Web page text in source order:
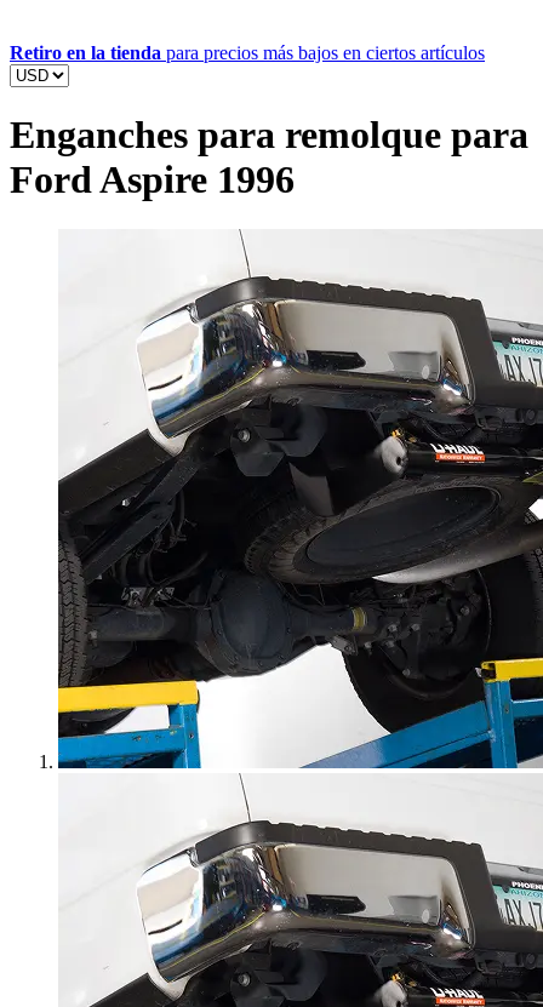
Retiro en la tienda para precios más bajos en ciertos artículos
Enganches para remolque para
Ford Aspire 1996